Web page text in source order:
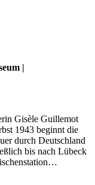
|
Gisèle Guillemot
1943 beginnt die
durch Deutschland
bis nach Lübeck